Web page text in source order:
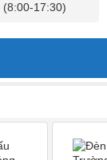
(8:00-17:30)